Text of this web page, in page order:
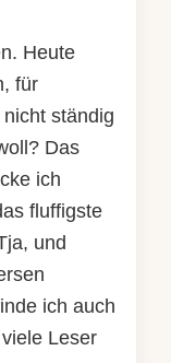
Heute
für
ständig
Das
ich
fluffigste
und
ich auch
Leser